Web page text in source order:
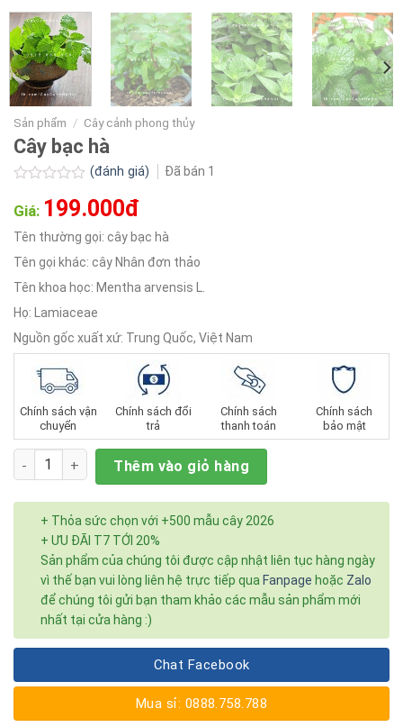
Sản phẩm / Cây cảnh phong thủy
Cây bạc hà
xếp
0.0
sao
(đánh giá) Đã bán 1
Giá: 199.000đ
Tên thường gọi: cây bạc hà
Tên gọi khác: cây Nhân đơn thảo
Tên khoa học: Mentha arvensis L.
Họ: Lamiaceae
Nguồn gốc xuất xứ: Trung Quốc, Việt Nam
Chính sách vận
chuyển
Chính sách đổi
trả
Chính sách
thanh toán
Chính sách
bảo mật
Số lượng Thêm vào giỏ hàng
+ Thỏa sức chọn với +500 mẫu cây 2026
+ ƯU ĐÃI T7 TỚI 20%
Sản phẩm của chúng tôi được cập nhật liên tục hàng ngày
vì thế bạn vui lòng liên hệ trực tiếp qua Fanpage hoặc Zalo
để chúng tôi gửi bạn tham khảo các mẫu sản phẩm mới
nhất tại cửa hàng :)
Chat Facebook
Mua sỉ: 0888.758.788